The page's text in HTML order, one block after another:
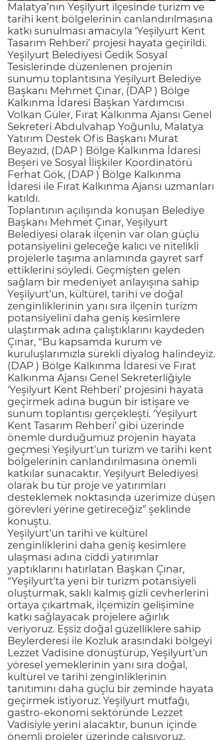
Malatya’nın Yeşilyurt ilçesinde turizm ve
tarihi kent bölgelerinin canlandırılmasına
katkı sunulması amacıyla ‘Yeşilyurt Kent
Tasarım Rehberi’ projesi hayata geçirildi.
Yeşilyurt Belediyesi Gedik Sosyal
Tesislerinde düzenlenen projenin
sunumu toplantısına Yeşilyurt Belediye
Başkanı Mehmet Çınar, (DAP ) Bölge
Kalkınma İdaresi Başkan Yardımcısı
Volkan Güler, Fırat Kalkınma Ajansı Genel
Sekreteri Abdulvahap Yoğunlu, Malatya
Yatırım Destek Ofis Başkanı Murat
Beyazıd, (DAP ) Bölge Kalkınma İdaresi
Beşeri ve Sosyal İlişkiler Koordinatörü
Ferhat Gök, (DAP ) Bölge Kalkınma
İdaresi ile Fırat Kalkınma Ajansı uzmanları
katıldı.
Toplantının açılışında konuşan Belediye
Başkanı Mehmet Çınar, Yeşilyurt
Belediyesi olarak ilçenin var olan güçlü
potansiyelini geleceğe kalıcı ve nitelikli
projelerle taşıma anlamında gayret sarf
ettiklerini söyledi. Geçmişten gelen
sağlam bir medeniyet anlayışına sahip
Yeşilyurt’un, kültürel, tarihi ve doğal
zenginliklerinin yanı sıra ilçenin turizm
potansiyelini daha geniş kesimlere
ulaştırmak adına çalıştıklarını kaydeden
Çınar, “Bu kapsamda kurum ve
kuruluşlarımızla sürekli diyalog halindeyiz.
(DAP ) Bölge Kalkınma İdaresi ve Fırat
Kalkınma Ajansı Genel Sekreterliğiyle
‘Yeşilyurt Kent Rehberi’ projesini hayata
geçirmek adına bugün bir istişare ve
sunum toplantısı gerçekleşti. ‘Yeşilyurt
Kent Tasarım Rehberi’ gibi üzerinde
önemle durduğumuz projenin hayata
geçmesi Yeşilyurt’un turizm ve tarihi kent
bölgelerinin canlandırılmasına önemli
katkılar sunacaktır. Yeşilyurt Belediyesi
olarak bu tür proje ve yatırımları
desteklemek noktasında üzerimize düşen
görevleri yerine getireceğiz” şeklinde
konuştu.
Yeşilyurt’un tarihi ve kültürel
zenginliklerini daha geniş kesimlere
ulaşması adına ciddi yatırımlar
yaptıklarını hatırlatan Başkan Çınar,
“Yeşilyurt’ta yeni bir turizm potansiyeli
oluşturmak, saklı kalmış gizli cevherlerini
ortaya çıkartmak, ilçemizin gelişimine
katkı sağlayacak projelere ağırlık
veriyoruz. Eşsiz doğal güzelliklere sahip
Beylerderesi ile Kozluk arasındaki bölgeyi
Lezzet Vadisine dönüştürüp, Yeşilyurt’un
yöresel yemeklerinin yanı sıra doğal,
kültürel ve tarihi zenginliklerinin
tanıtımını daha güçlü bir zeminde hayata
geçirmek istiyoruz. Yeşilyurt mutfağı,
gastro-ekonomi sektöründe Lezzet
Vadisiyle yerini alacaktır, bunun içinde
önemli projeler üzerinde çalışıyoruz.